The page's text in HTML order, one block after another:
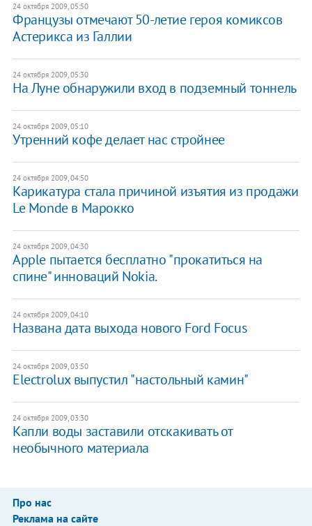
24 октября 2009, 05:50
Французы отмечают 50-летие героя комиксов
Астерикса из Галлии
24 октября 2009, 05:30
На Луне обнаружили вход в подземный тоннель
24 октября 2009, 05:10
Утренний кофе делает нас стройнее
24 октября 2009, 04:50
Карикатура стала причиной изъятия из продажи
Le Monde в Марокко
24 октября 2009, 04:30
Apple пытается бесплатно "прокатиться на
спине" инноваций Nokia.
24 октября 2009, 04:10
Названа дата выхода нового Ford Focus
24 октября 2009, 03:50
Electrolux выпустил "настольный камин"
24 октября 2009, 03:30
Капли воды заставили отскакивать от
необычного материала
Про нас
Реклама на сайте